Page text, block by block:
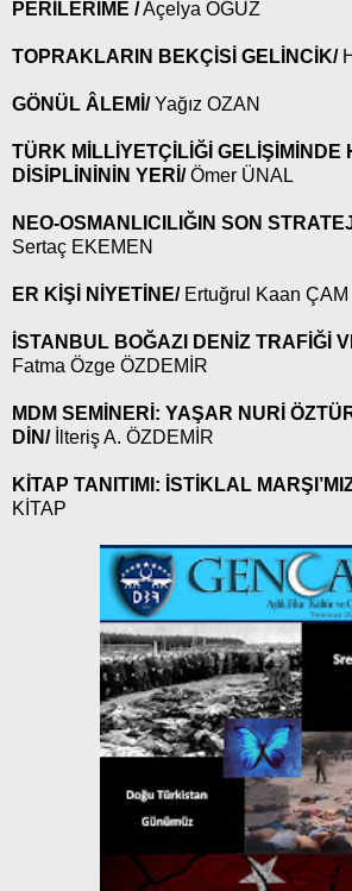
PERİLERİME /Açelya OĞUZ
TOPRAKLARIN BEKÇİSİ GELİNCİK/
GÖNÜL ÂLEMİ/Yağız OZAN
TÜRK MİLLİYETÇİLİĞİ GELİŞİMİNDE
DİSİPLİNİNİN YERİ/Ömer ÜNAL
NEO-OSMANLICILIĞIN SON
Sertaç EKEMEN
ER KİŞİ NİYETİNE/ Ertuğrul Kaan ÇAM
İSTANBUL BOĞAZI DENİZ TRAFİĞİ
Fatma Özge ÖZDEMİR
MDM SEMİNERİ: YAŞAR NURİ
DİN/
İlteriş A. ÖZDEMİR
KİTAP TANITIMI: İSTİKLAL
KİTAP